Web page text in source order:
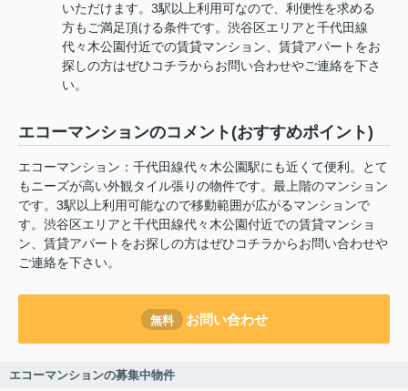
いただけます。3駅以上利用可なので、利便性を求める
方もご満足頂ける条件です。渋谷区エリアと千代田線
代々木公園付近での賃貸マンション、賃貸アパートをお
探しの方はぜひコチラからお問い合わせやご連絡を下さ
い。
エコーマンションのコメント(おすすめポイント)
エコーマンション：千代田線代々木公園駅にも近くて便利。とて
もニーズが高い外観タイル張りの物件です。最上階のマンション
です。3駅以上利用可能なので移動範囲が広がるマンションで
す。渋谷区エリアと千代田線代々木公園付近での賃貸マンショ
ン、賃貸アパートをお探しの方はぜひコチラからお問い合わせや
ご連絡を下さい。
無料 お問い合わせ
エコーマンションの募集中物件